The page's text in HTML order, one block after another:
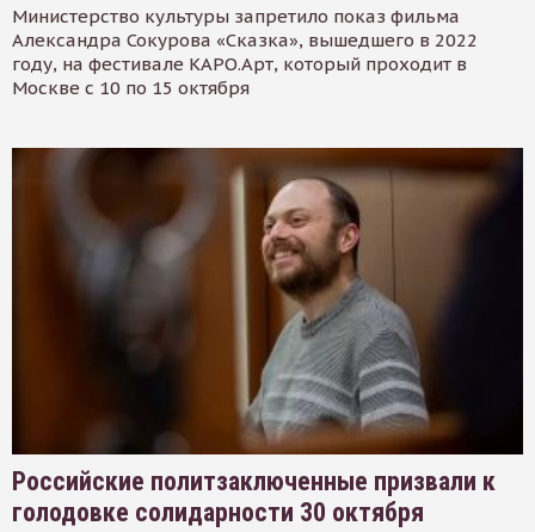
Министерство культуры запретило показ фильма
Александра Сокурова «Сказка», вышедшего в 2022
году, на фестивале КАРО.Арт, который проходит в
Москве с 10 по 15 октября
Российские политзаключенные призвали к
голодовке солидарности 30 октября